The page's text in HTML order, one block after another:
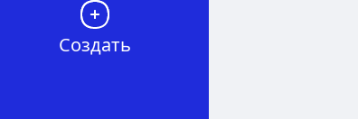
Создать